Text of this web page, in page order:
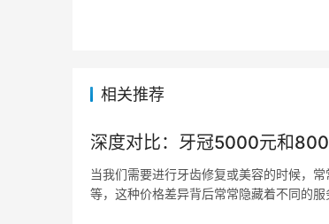
相关推荐
深度对比：牙冠5000元和
当我们需要进行牙齿修复或美容的时候，
等，这种价格差异背后常常隐藏着不同的